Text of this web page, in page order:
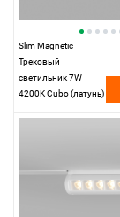
Slim Magnetic
Трековый
светильник 7W
4200K Cubo (латунь)